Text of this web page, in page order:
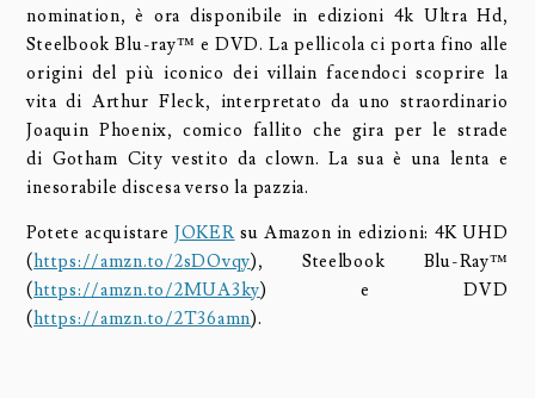
nomination, è ora disponibile in edizioni 4k Ultra Hd,
Steelbook Blu-ray™ e DVD. La pellicola ci porta fino alle
origini del più iconico dei villain facendoci scoprire la
vita di Arthur Fleck, interpretato da uno straordinario
Joaquin Phoenix, comico fallito che gira per le strade
di Gotham City vestito da clown. La sua è una lenta e
inesorabile discesa verso la pazzia.
Potete acquistare JOKER su Amazon in edizioni: 4K UHD
(https://amzn.to/2sDOvqy), Steelbook Blu-Ray™
(https://amzn.to/2MUA3ky) e DVD
(https://amzn.to/2T36amn).